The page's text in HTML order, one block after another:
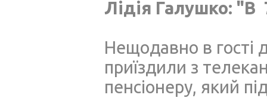
Лідія Галушко: "В
Нещодавно в гості
приїздили з
пенсіонеру, який